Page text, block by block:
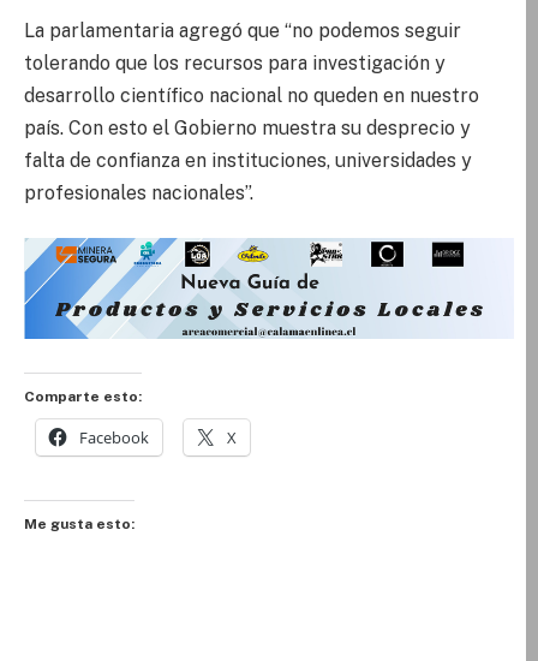
La parlamentaria agregó que “no podemos seguir
tolerando que los recursos para investigación y
desarrollo científico nacional no queden en nuestro
país. Con esto el Gobierno muestra su desprecio y
falta de confianza en instituciones, universidades y
profesionales nacionales”.
Comparte esto:
Facebook X
Me gusta esto: